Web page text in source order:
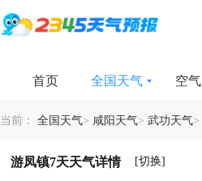
首页 全国天气 空
当前： 全国天气> 咸阳天气> 武功天气>
游凤镇7天天气详情 [切换]